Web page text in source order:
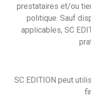
prestataires et/ou
politique. Sauf
applicables, SC
SC EDITION peut